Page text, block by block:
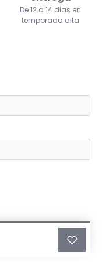
De 12 a 14 dias en
temporada alta